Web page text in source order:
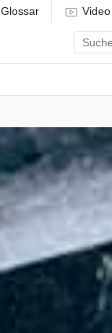
Glossar Video
Enter
search
term